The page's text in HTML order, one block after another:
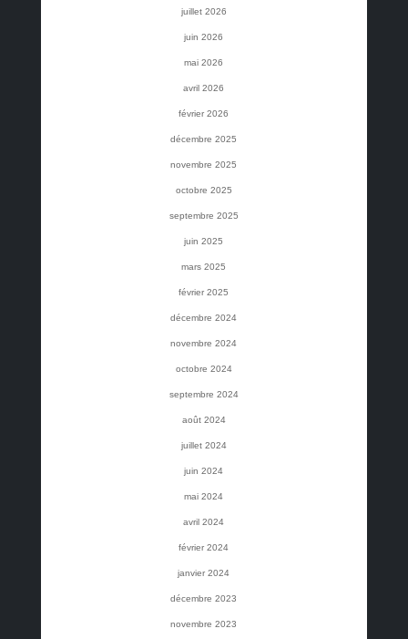
juillet 2026
juin 2026
mai 2026
avril 2026
février 2026
décembre 2025
novembre 2025
octobre 2025
septembre 2025
juin 2025
mars 2025
février 2025
décembre 2024
novembre 2024
octobre 2024
septembre 2024
août 2024
juillet 2024
juin 2024
mai 2024
avril 2024
février 2024
janvier 2024
décembre 2023
novembre 2023